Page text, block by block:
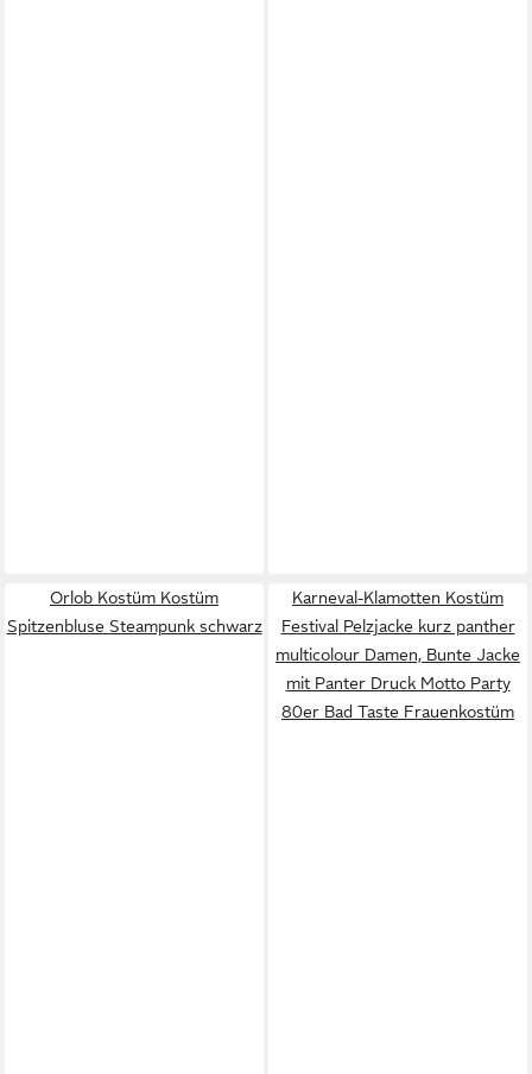
Orlob Kostüm Kostüm
Spitzenbluse Steampunk schwarz
Karneval-Klamotten Kostüm
Festival Pelzjacke kurz panther
multicolour Damen, Bunte Jacke
mit Panter Druck Motto Party
80er Bad Taste Frauenkostüm